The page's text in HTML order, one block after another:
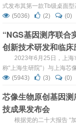
式发布其第一款Tb级桌面
5000！ SURFSeq 5000汇
基因测序仪 仪器成本低、
能三角”，以一台桌面机的
本，实现了与大型机满载
(5036) (2) (0)
“NGS基因测序联合
创新技术研发和临
2023年6月25日，上海
称“上海生研院”）与上海芯
称“芯像生物科技”）在上海
傅大煦、基因所所长黄薇
媚、市场高级总监谭传祥及
牌仪式，宣布国产基因测序
(5943) (3) (0)
芯像生物原创基因
技成果发布会
根据党的二十大报告 “